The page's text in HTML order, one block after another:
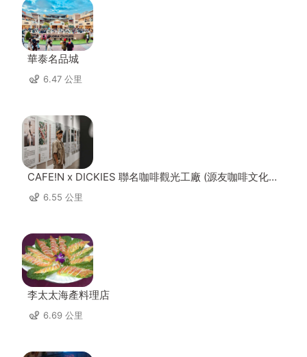
華泰名品城
6.47 公里
CAFE!N x DICKIES 聯名咖啡觀光工廠 (源友咖啡文化園
區) 6.55 公里
李太太海產料理店
6.69 公里